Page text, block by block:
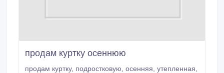
продам куртку осеннюю
продам куртку, подростковую, осенняя, утепленная,